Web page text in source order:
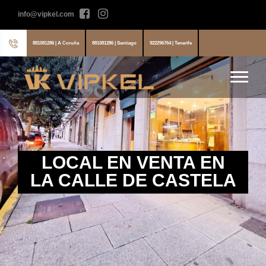
info@vipkel.com
881081286 | A Coruña 881081286 | Santiago 922296764 | Tenerife
LOCAL EN VENTA EN
LA CALLE DE CASTELA